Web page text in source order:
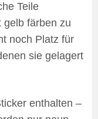
Teile
gelb färben zu
noch Platz für
sie gelagert
enthalten –